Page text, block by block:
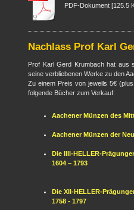
PDF-Dokument [125.5
Nachlass Prof Karl
Prof Karl Gerd Krumbach hat aus
seine verbliebenen Werke zu den
Zu einem Preis von jeweils 5€
folgende Bücher zum Verkauf:
Aachener Münzen des
Aachener Münzen der
Die IIII-HELLER-
1604 – 1793
Die XII-HELLER-
1758 - 1797